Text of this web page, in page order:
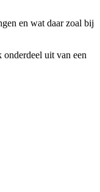
en wat daar zoal bij
uit van een